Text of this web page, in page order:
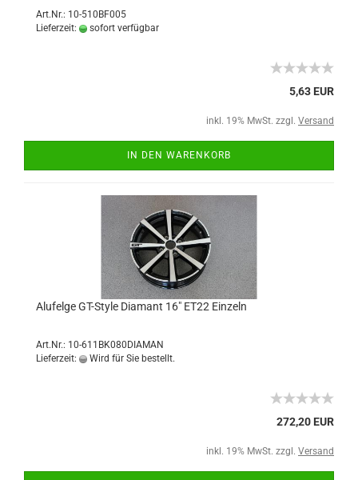
Art.Nr.: 10-510BF005
Lieferzeit:
sofort verfügbar
5,63 EUR
inkl. 19% MwSt. zzgl. Versand
IN DEN WARENKORB
Alufelge GT-Style Diamant 16" ET22 Einzeln
Art.Nr.: 10-611BK080DIAMAN
Lieferzeit:
Wird für Sie bestellt.
272,20 EUR
inkl. 19% MwSt. zzgl. Versand